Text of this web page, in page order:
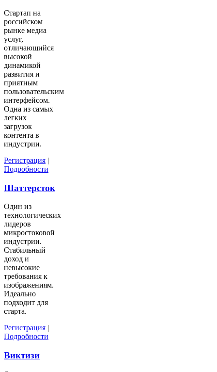
Стартап на
российском
рынке медиа
услуг,
отличающийся
высокой
динамикой
развития и
приятным
пользовательским
интерфейсом.
Одна из самых
легких
загрузок
контента в
индустрии.
Регистрация |
Подробности
Шаттерсток
Один из
технологических
лидеров
микростоковой
индустрии.
Стабильный
доход и
невысокие
требования к
изображениям.
Идеально
подходит для
старта.
Регистрация |
Подробности
Виктизи